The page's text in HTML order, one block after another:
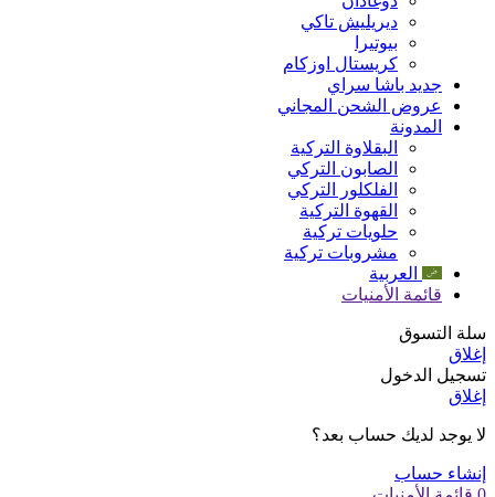
ديريليش تاكي
بيوتيرا
كريستال اوزكام
جديد باشا سراي
عروض الشحن المجاني
المدونة
البقلاوة التركية
الصابون التركي
الفلكلور التركي
القهوة التركية
حلويات تركية
مشروبات تركية
العربية
قائمة الأمنيات
سلة التسوق
إغلاق
تسجيل الدخول
إغلاق
لا يوجد لديك حساب بعد؟
إنشاء حساب